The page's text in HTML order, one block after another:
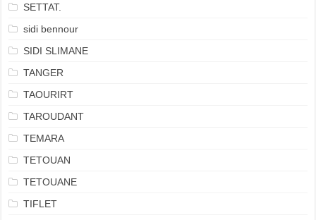
SETTAT.
sidi bennour
SIDI SLIMANE
TANGER
TAOURIRT
TAROUDANT
TEMARA
TETOUAN
TETOUANE
TIFLET